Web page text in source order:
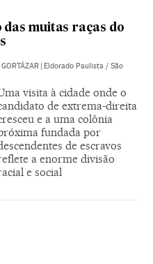
muitas raças do
| Eldorado Paulista / São
visita à cidade onde o
de extrema-direita
e a uma colônia
fundada por
de escravos
a enorme divisão
e social